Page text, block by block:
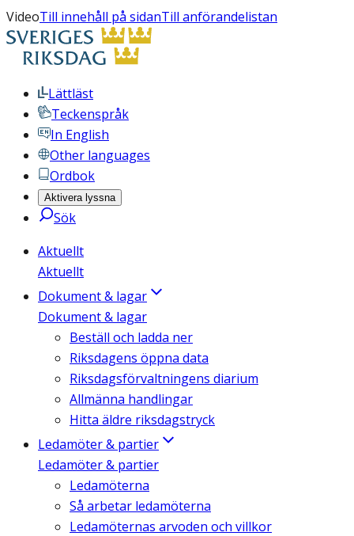
VideoTill innehåll på sidanTill anförandelistan
Lättläst
Teckenspråk
In English
Other languages
Ordbok
Aktivera lyssna
Sök
Aktuellt
Aktuellt
Dokument & lagar
Dokument & lagar
Beställ och ladda ner
Riksdagens öppna data
Riksdagsförvaltningens diarium
Allmänna handlingar
Hitta äldre riksdagstryck
Ledamöter & partier
Ledamöter & partier
Ledamöterna
Så arbetar ledamöterna
Ledamöternas arvoden och villkor